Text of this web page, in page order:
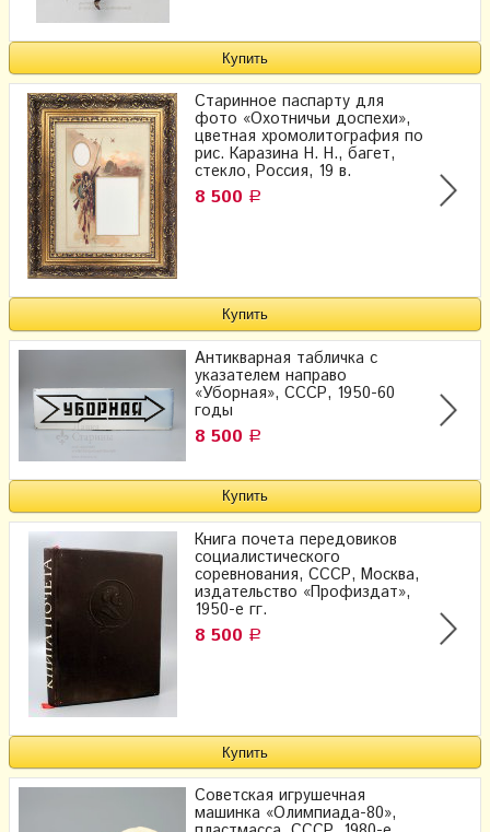
Старинное паспарту для
фото «Охотничьи доспехи»,
цветная хромолитография по
рис. Каразина Н. Н., багет,
стекло, Россия, 19 в.
8 500 Р
Антикварная табличка с
указателем направо
«Уборная», СССР, 1950-60
годы
8 500 Р
Книга почета передовиков
социалистического
соревнования, СССР, Москва,
издательство «Профиздат»,
1950-е гг.
8 500 Р
Советская игрушечная
машинка «Олимпиада-80»,